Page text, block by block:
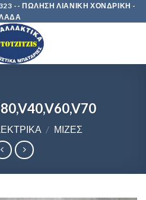
-- ΠΩΛΗΣΗ ΛΙΑΝΙΚΗ ΧΟΝΔΡΙΚΗ -
/ ΜΙΖΕΣ